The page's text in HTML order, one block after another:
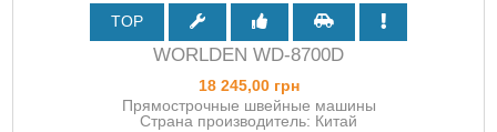
TOP
WORLDEN WD-8700D
18 245,00 грн
Прямострочные швейные машины
Страна производитель: Китай